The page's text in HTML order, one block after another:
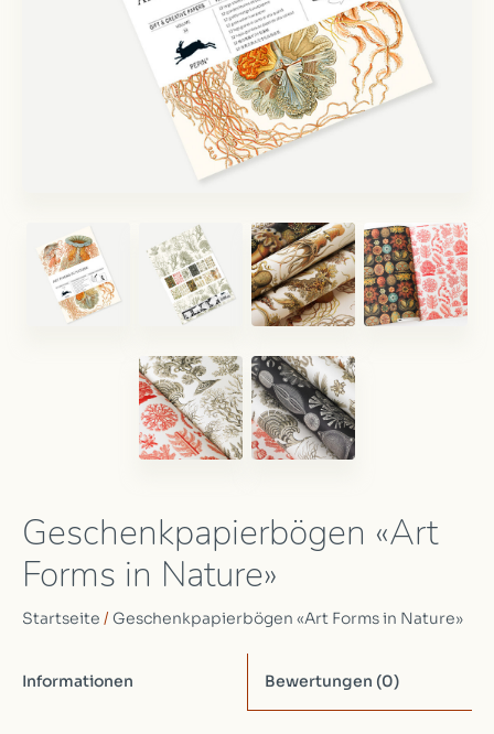
Geschenkpapierbögen «Art
Forms in Nature»
Startseite / Geschenkpapierbögen «Art Forms in Nature»
Informationen Bewertungen (0)